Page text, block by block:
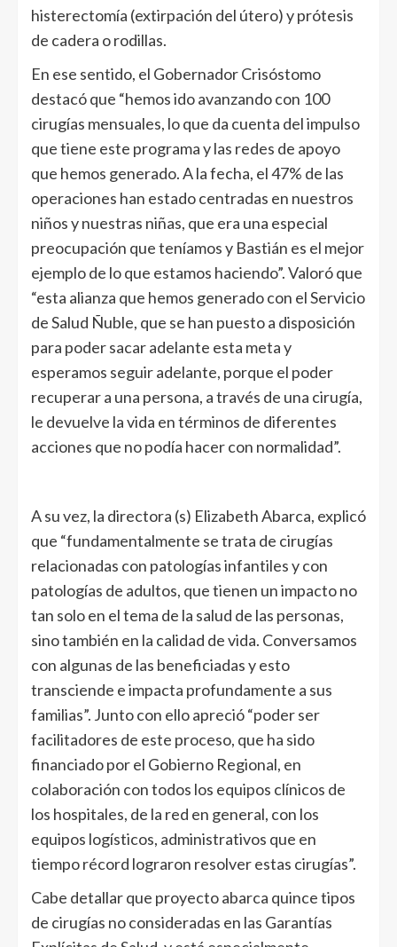
histerectomía (extirpación del útero) y prótesis
de cadera o rodillas.
En ese sentido, el Gobernador Crisóstomo
destacó que “hemos ido avanzando con 100
cirugías mensuales, lo que da cuenta del impulso
que tiene este programa y las redes de apoyo
que hemos generado. A la fecha, el 47% de las
operaciones han estado centradas en nuestros
niños y nuestras niñas, que era una especial
preocupación que teníamos y Bastián es el mejor
ejemplo de lo que estamos haciendo”. Valoró que
“esta alianza que hemos generado con el Servicio
de Salud Ñuble, que se han puesto a disposición
para poder sacar adelante esta meta y
esperamos seguir adelante, porque el poder
recuperar a una persona, a través de una cirugía,
le devuelve la vida en términos de diferentes
acciones que no podía hacer con normalidad”.
A su vez, la directora (s) Elizabeth Abarca, explicó
que “fundamentalmente se trata de cirugías
relacionadas con patologías infantiles y con
patologías de adultos, que tienen un impacto no
tan solo en el tema de la salud de las personas,
sino también en la calidad de vida. Conversamos
con algunas de las beneficiadas y esto
transciende e impacta profundamente a sus
familias”. Junto con ello apreció “poder ser
facilitadores de este proceso, que ha sido
financiado por el Gobierno Regional, en
colaboración con todos los equipos clínicos de
los hospitales, de la red en general, con los
equipos logísticos, administrativos que en
tiempo récord lograron resolver estas cirugías”.
Cabe detallar que proyecto abarca quince tipos
de cirugías no consideradas en las Garantías